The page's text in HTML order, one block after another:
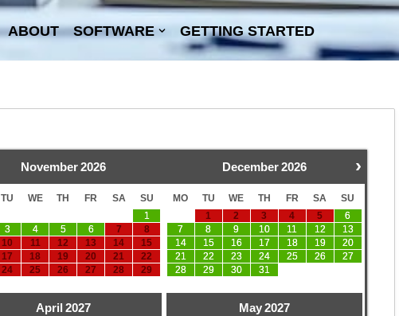
ABOUT SOFTWARE GETTING STARTED
›
November2026
TU WE TH FR SA
SU
1
3 4 5 6 7
8
10 11 12 13 14
15
17 18 19 20 21
22
24 25 26 27 28
29
December2026
MO TU WE TH FR SA
SU
1
2 3 4 5
6
7
8 9 10 11 12
13
14
15 16 17 18 19
20
21
22 23 24 25 26
27
28
29 30 31
April 2027 May2027